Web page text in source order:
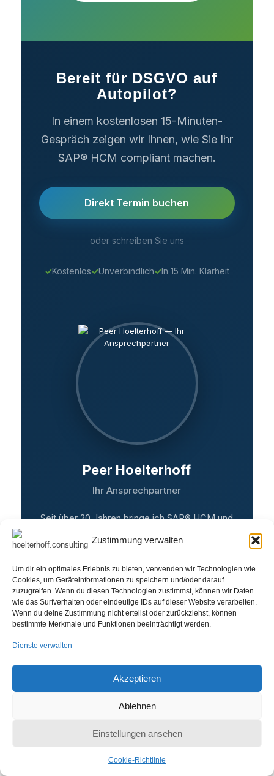
Zustimmung verwalten
Um dir ein optimales Erlebnis zu bieten, verwenden wir Technologien wie
Cookies, um Geräteinformationen zu speichern und/oder darauf
zuzugreifen. Wenn du diesen Technologien zustimmst, können wir Daten
wie das Surfverhalten oder eindeutige IDs auf dieser Website verarbeiten.
Wenn du deine Zustimmung nicht erteilst oder zurückziehst, können
bestimmte Merkmale und Funktionen beeinträchtigt werden.
Dienste verwalten
Akzeptieren
Ablehnen
Einstellungen ansehen
Cookie-Richtlinie
Bereit für DSGVO auf
Autopilot?
In einem kostenlosen 15-Minuten-
Gespräch zeigen wir Ihnen, wie Sie Ihr
SAP® HCM compliant machen.
Direkt Termin buchen
oder schreiben Sie uns
✓Kostenlos✓Unverbindlich✓In 15 Min. Klarheit
Kontakt aufnehmen
Wir melden uns innerhalb von 24 Stunden.
Peer Hoelterhoff
Ihr Ansprechpartner
Seit über 20 Jahren bringe ich SAP® HCM und
Nachricht.